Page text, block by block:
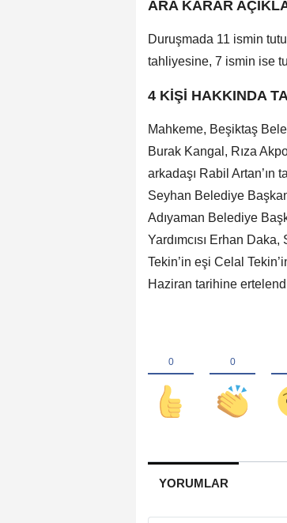
ARA KARAR
Duruşmada 11 ismin
tahliyesine, 7 ismin ise
4 KİŞİ HAKKINDA
Mahkeme, Beşiktaş
Burak Kangal, Rıza
arkadaşı Rabil Artan’ın
Seyhan Belediye
Adıyaman Belediye
Yardımcısı Erhan
Tekin’in eşi Celal
Haziran tarihine
YORUMLAR